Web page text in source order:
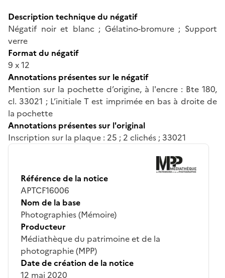
Description technique du négatif
Négatif noir et blanc ; Gélatino-bromure ; Support
verre
Format du négatif
9 x 12
Annotations présentes sur le négatif
Mention sur la pochette d’origine, à l'encre : Bte 180,
cl. 33021 ; L’initiale T est imprimée en bas à droite de
la pochette
Annotations présentes sur l'original
Inscription sur la plaque : 25 ; 2 clichés ; 33021
Référence de la notice
APTCF16006
Nom de la base
Photographies (Mémoire)
Producteur
Médiathèque du patrimoine et de la
photographie (MPP)
Date de création de la notice
12 mai 2020